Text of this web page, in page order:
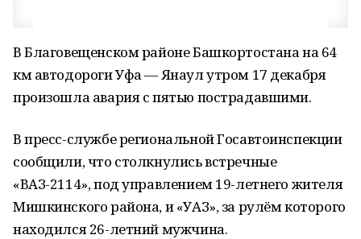
В Благовещенском районе Башкортостана на 64
км автодороги Уфа — Янаул утром 17 декабря
произошла авария с пятью пострадавшими.
В пресс-службе региональной Госавтоинспекции
сообщили, что столкнулись встречные
«ВАЗ-2114», под управлением 19-летнего жителя
Мишкинского района, и «УАЗ», за рулём которого
находился 26-летний мужчина.